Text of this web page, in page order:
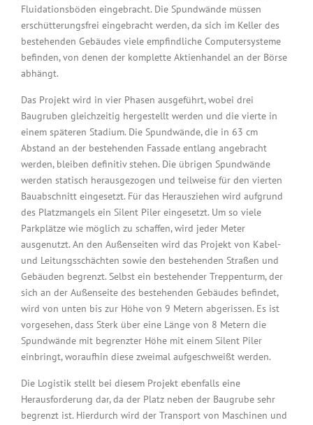
Fluidationsböden eingebracht. Die Spundwände müssen
erschütterungsfrei eingebracht werden, da sich im Keller des
bestehenden Gebäudes viele empfindliche Computersysteme
befinden, von denen der komplette Aktienhandel an der Börse
abhängt.
Das Projekt wird in vier Phasen ausgeführt, wobei drei
Baugruben gleichzeitig hergestellt werden und die vierte in
einem späteren Stadium. Die Spundwände, die in 63 cm
Abstand an der bestehenden Fassade entlang angebracht
werden, bleiben definitiv stehen. Die übrigen Spundwände
werden statisch herausgezogen und teilweise für den vierten
Bauabschnitt eingesetzt. Für das Herausziehen wird aufgrund
des Platzmangels ein Silent Piler eingesetzt. Um so viele
Parkplätze wie möglich zu schaffen, wird jeder Meter
ausgenutzt. An den Außenseiten wird das Projekt von Kabel-
und Leitungsschächten sowie den bestehenden Straßen und
Gebäuden begrenzt. Selbst ein bestehender Treppenturm, der
sich an der Außenseite des bestehenden Gebäudes befindet,
wird von unten bis zur Höhe von 9 Metern abgerissen. Es ist
vorgesehen, dass Sterk über eine Länge von 8 Metern die
Spundwände mit begrenzter Höhe mit einem Silent Piler
einbringt, woraufhin diese zweimal aufgeschweißt werden.
Die Logistik stellt bei diesem Projekt ebenfalls eine
Herausforderung dar, da der Platz neben der Baugrube sehr
begrenzt ist. Hierdurch wird der Transport von Maschinen und